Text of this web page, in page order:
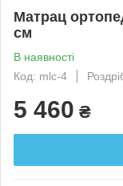
Матрац
см
В наявності
Код: mlc-4
5 460 ₴